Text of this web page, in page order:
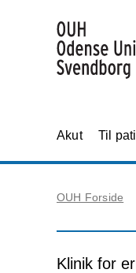
Akut Til
OUH Forside
Klinik for